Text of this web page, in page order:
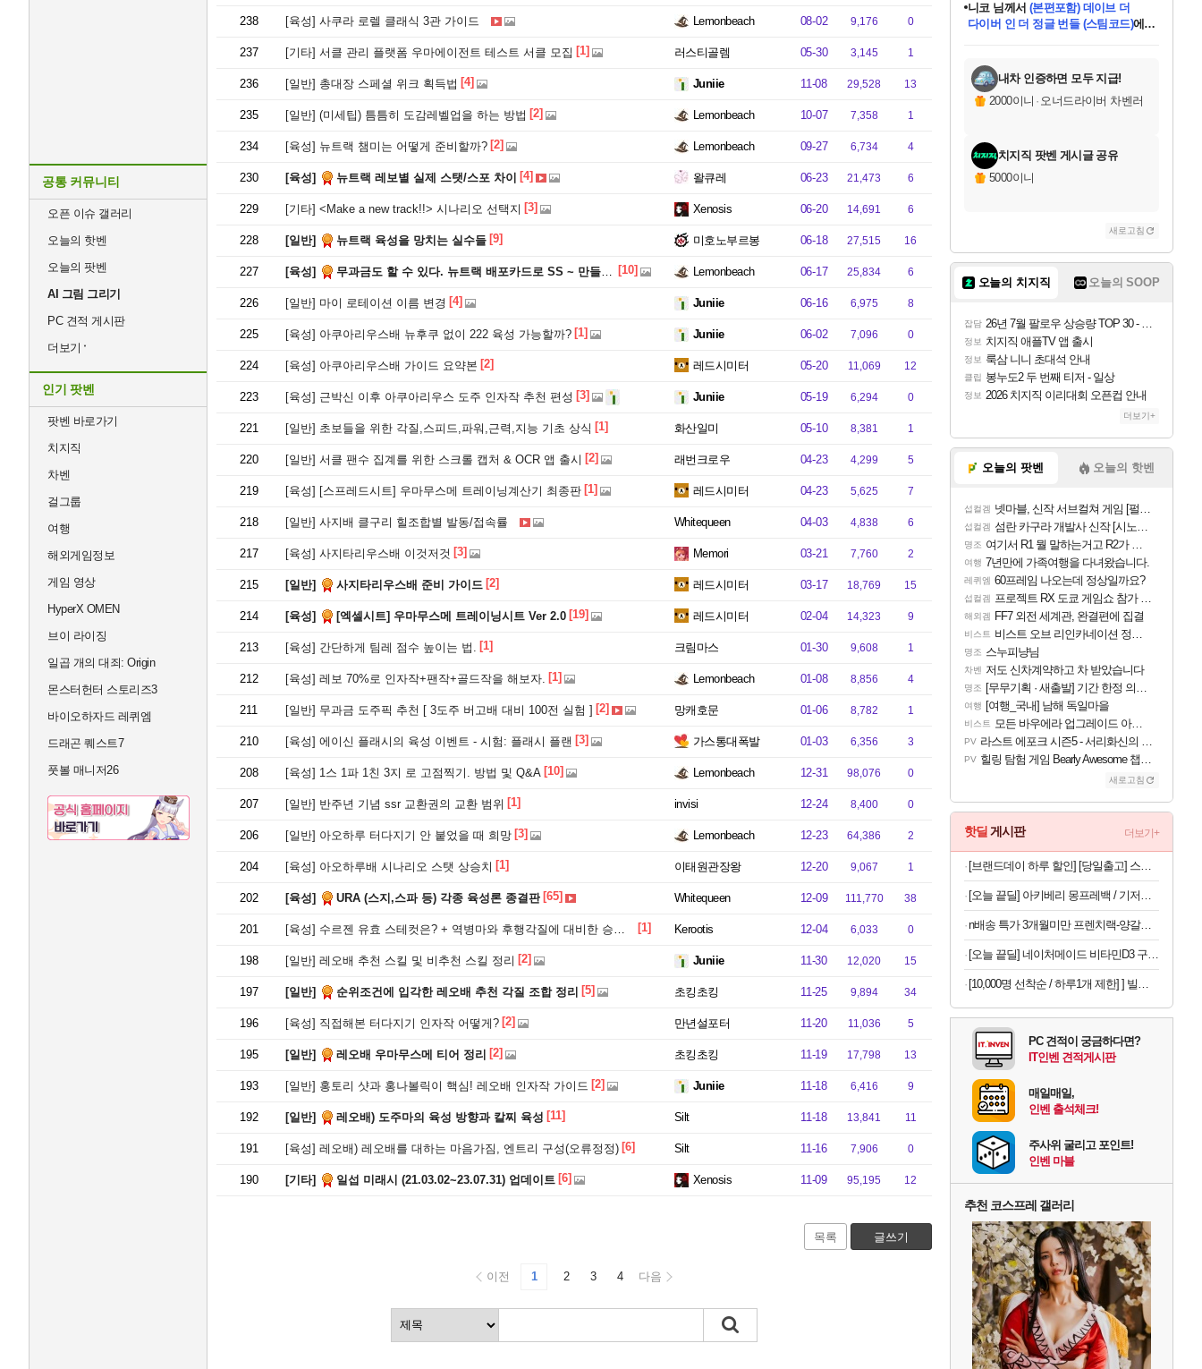
공통 커뮤니티
오픈 이슈 갤러리
오늘의 핫벤
오늘의 팟벤
AI 그림 그리기
PC 견적 게시판
더보기
인기 팟벤
팟벤 바로가기
치지직
차벤
걸그룹
여행
해외게임정보
게임 영상
HyperX OMEN
브이 라이징
일곱 개의 대죄: Origin
몬스터헌터 스토리즈3
바이오하자드 레퀴엠
드래곤 퀘스트7
풋볼 매니저26
238 [육성] 사쿠라 로렐 클래식 3관 가이드 Lemonbeach 08-02 9,176 0
237 [기타] 서클 관리 플랫폼 우마에이전트 테스트 서클 모집 [1] 러스티골렘 05-30 3,145 1
236 [일반] 총대장 스페셜 위크 획득법 [4] Juniie 11-08 29,528 13
235 [일반] (미세팁) 틈틈히 도감레벨업을 하는 방법 [2] Lemonbeach 10-07 7,358 1
234 [육성] 뉴트랙 챔미는 어떻게 준비할까? [2] Lemonbeach 09-27 6,734 4
230 [육성] 뉴트랙 레보별 실제 스탯/스포 차이 [4] 왈큐레 06-23 21,473 6
229 [기타] <Make a new track!!> 시나리오 선택지 [3] Xenosis 06-20 14,691 6
228 [일반] 뉴트랙 육성을 망치는 실수들 [9] 미호노부르봉 06-18 27,515 16
227 [육성] 무과금도 할 수 있다. 뉴트랙 배포카드로 SS ~ 만들기. [10] Lemonbeach 06-17 25,834 6
226 [일반] 마이 로테이션 이름 변경 [4] Juniie 06-16 6,975 8
225 [육성] 아쿠아리우스배 뉴후쿠 없이 222 육성 가능할까? [1] Juniie 06-02 7,096 0
224 [육성] 아쿠아리우스배 가이드 요약본 [2] 레드시미터 05-20 11,069 12
223 [육성] 근박신 이후 아쿠아리우스 도주 인자작 추천 편성 [3] Juniie 05-19 6,294 0
221 [일반] 초보들을 위한 각질,스피드,파워,근력,지능 기초 상식 [1] 화산일미 05-10 8,381 1
220 [일반] 서클 팬수 집계를 위한 스크롤 캡처 & OCR 앱 출시 [2] 래번크로우 04-23 4,299 5
219 [육성] [스프레드시트] 우마무스메 트레이닝계산기 최종판 [1] 레드시미터 04-23 5,625 7
218 [일반] 사지배 클구리 힐조합별 발동/접속률 Whitequeen 04-03 4,838 6
217 [육성] 사지타리우스배 이것저것 [3] Memori 03-21 7,760 2
215 [일반] 사지타리우스배 준비 가이드 [2] 레드시미터 03-17 18,769 15
214 [육성] [엑셀시트] 우마무스메 트레이닝시트 Ver 2.0 [19] 레드시미터 02-04 14,323 9
213 [육성] 간단하게 팀레 점수 높이는 법. [1] 크림마스 01-30 9,608 1
212 [육성] 레보 70%로 인자작+팬작+골드작을 해보자. [1] Lemonbeach 01-08 8,856 4
211 [일반] 무과금 도주픽 추천 [ 3도주 버고배 대비 100전 실험 ] [2] 망캐호문 01-06 8,782 1
210 [육성] 에이신 플래시의 육성 이벤트 - 시험: 플래시 플랜 [3] 가스통대폭발 01-03 6,356 3
208 [육성] 1스 1파 1친 3지 로 고점찍기. 방법 및 Q&A [10] Lemonbeach 12-31 98,076 0
207 [일반] 반주년 기념 ssr 교환권의 교환 범위 [1] invisi 12-24 8,400 0
206 [일반] 아오하루 터다지기 안 붙었을 때 희망 [3] Lemonbeach 12-23 64,386 2
204 [육성] 아오하루배 시나리오 스탯 상승치 [1] 이태원관장왕 12-20 9,067 1
202 [육성] URA (스지,스파 등) 각종 육성론 종결판 [65] Whitequeen 12-09 111,770 38
201 [육성] 수르젠 유효 스테컷은? + 역병마와 후행각질에 대비한 승리 플렌 [1] Kerootis 12-04 6,033 0
198 [일반] 레오배 추천 스킬 및 비추천 스킬 정리 [2] Juniie 11-30 12,020 15
197 [일반] 순위조건에 입각한 레오배 추천 각질 조합 정리 [5] 초킹초킹 11-25 9,894 34
196 [육성] 직접해본 터다지기 인자작 어떻게? [2] 만년설포터 11-20 11,036 5
195 [일반] 레오배 우마무스메 티어 정리 [2] 초킹초킹 11-19 17,798 13
193 [일반] 홍토리 샷과 홍나볼릭이 핵심! 레오배 인자작 가이드 [2] Juniie 11-18 6,416 9
192 [일반] 레오배) 도주마의 육성 방향과 칼찌 육성 [11] Silt 11-18 13,841 11
191 [육성] 레오배) 레오배를 대하는 마음가짐, 엔트리 구성(오류정정) [6] Silt 11-16 7,906 0
190 [기타] 일섭 미래시 (21.03.02~23.07.31) 업데이트 [6] Xenosis 11-09 95,195 12
목록 글쓰기
이전 1 2 3 4 다음
교환.
당첨되셨습니다.
니코님께서 (본편포함) 데이브 더
다이버 인 더 정글 번들 (스팀코드)에
당첨되셨습니다.
당첨되셨습니다.
당첨되셨습니다.
당첨되셨습니다.
당첨되셨습니다.
에디션 (스팀코드)를 교환.
당첨되셨습니다.
내차 인증하면 모두 지급!
2000이니 · 오너드라이버 차벤러
치지직 팟벤 게시글 공유
5000이니
새로고침
오늘의 치지직 오늘의 SOOP
잡담 26년 7월 팔로우 상승량 TOP 30 - 월간 치지직
정보 치지직 애플TV 앱 출시
정보 룩삼 니니 초대석 안내
클립 봉누도2 두 번째 티저 - 일상
정보 2026 치지직 이리대회 오픈컵 안내
더보기+
오늘의 팟벤 오늘의 핫벤
섭컬겜 넷마블, 신작 서브컬쳐 게임 [펄 인 블루] 티저 사이트 오픈
섭컬겜 섬란 카구라 개발사 신작 [시노비 넥서스] 연내 출시 예정
명조 여기서 R1 뭘 말하는거고 R2가 뭘말하는걸까요?
여행 7년만에 가족여행을 다녀왔습니다.
레퀴엠 60프레임 나오는데 정상일까요?
섭컬겜 프로젝트 RX 도쿄 게임쇼 참가 결정
해외겜 FF7 외전 세계관, 완결편에 집결
비스트 비스트 오브 리인카네이션 정보/공략글 모음
명조 스누피냥님
차벤 저도 신차계약하고 차 받았습니다
명조 [무무기획 · 새출발] 기간 한정 의뢰 이벤트
여행 [여행_국내] 남해 독일마을
비스트 모든 바우에라 업그레이드 아이템 획득 위치 공략 (89개)
PV 라스트 에포크 시즌5 - 서리화신의 분노 티저
PV 힐링 탐험 게임 Bearly Awesome 챕터 1 트레일러
새로고침
핫딜 게시판 더보기+
[브랜드데이 하루 할인] [당일출고] 스파오키즈 콜라보 반팔 파자마 모음
[오늘 끝딜] 아키베리 몽프레백 / 기저귀가방 백팩 보냉이너백 물티슈파우치 포함 시그니처
n배송 특가 3개월미만 프렌치랙-양갈비 양고기 밀키트 캠핑 쉽새끼 목초육 프랜치랙 프렌치렉 [원산지:뉴질랜드]
[오늘 끝딜] 네이처메이드 비타민D3 구미 비타민D 2000IU 140구미, 1개
[10,000명 선착순 / 하루1개 제한] ] 빌리스홈 캡슐세제200개
PC 견적이 궁금하다면?
IT인벤 견적게시판
매일매일,
인벤 출석체크!
주사위 굴리고 포인트!
인벤 마블
추천 코스프레 갤러리